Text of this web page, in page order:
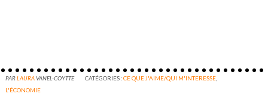
PARLAURAVANEL-COYTTE CATÉGORIES :CE QUE J'AIME/QUI M'INTERESSE
L'ÉCONOMIE